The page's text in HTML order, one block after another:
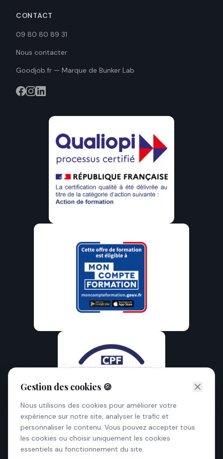
CONTACT
09 80 80 89 31
Nous contacter
Goodjob.fr — Marque de Bunker Lab
Gestion des cookies 🍪
Nous utilisons des cookies pour améliorer votre
expérience sur notre site, analyser le trafic et
personnaliser le contenu. Vous pouvez accepter tous
les cookies ou choisir uniquement les cookies
essentiels au fonctionnement du site.